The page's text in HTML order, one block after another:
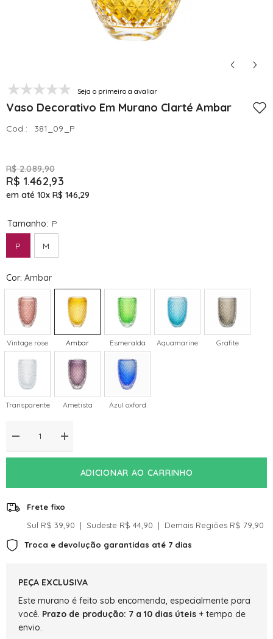
Seja o primeiro a avaliar
Vaso Decorativo Em Murano Clarté Ambar
Cod.: 381_09_P
R$ 2.089,90
R$ 1.462,93
em até 10x R$ 146,29
Tamanho: P
P M
Cor: Ambar
Vintage rose Ambar Esmeralda Aquamarine Grafite
Transparente Ametista Azul oxford
Diminuir
a
quantidade
Decorativo
Murano
Clarté
Ambar
Aumentar
a
quantidade
Vaso
Decorativo
Murano
Ambar
ADICIONAR AO CARRINHO
Frete fixo
Sul R$ 39,90 ‎ | ‎ Sudeste R$ 44,90 ‎ | ‎ Demais Regiões R$ 79,90‎‎
Troca e devolução garantidas até 7 dias
PEÇA EXCLUSIVA
Este murano é feito sob encomenda, especialmente para
você. Prazo de produção: 7 a 10 dias úteis + tempo de
envio.